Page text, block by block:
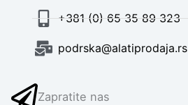
+381 (0) 65 35 89 323
podrska@alatiprodaja.rs
Zapratite nas